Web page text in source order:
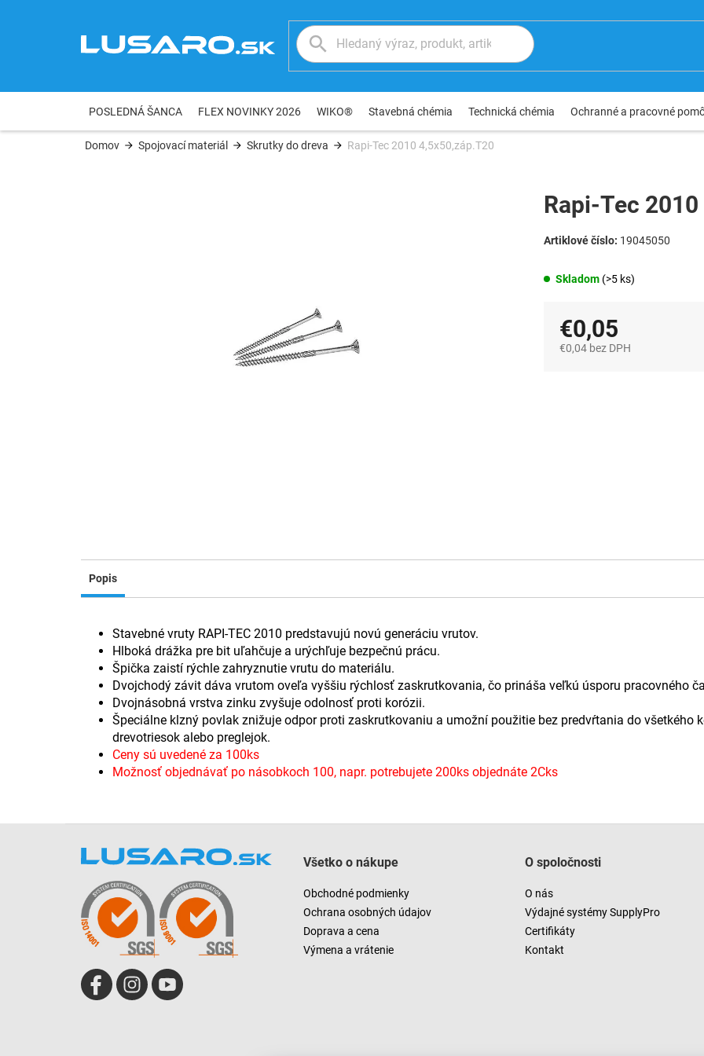
POSLEDNÁ ŠANCA FLEX NOVINKY 2026 WIKO® Stavebná chémia Technická chémia Ochranné a pracovné
Domov Spojovací materiál Skrutky do dreva Rapi-Tec 2010 4,5x50,záp.T20
Skladom (>5 ks)
Rapi-Tec
19045050
€0,05
€0,04 bez DPH
Popis
Stavebné vruty RAPI-TEC 2010 predstavujú novú generáciu vrutov.
Hlboká drážka pre bit uľahčuje a urýchľuje bezpečnú prácu.
Špička zaistí rýchle zahryznutie vrutu do materiálu.
Dvojchodý závit dáva vrutom oveľa vyššiu rýchlosť zaskrutkovania, čo prináša veľkú úsporu pracovného
Dvojnásobná vrstva zinku zvyšuje odolnosť proti korózii.
Špeciálne klzný povlak znižuje odpor proti zaskrutkovaniu a umožní použitie bez predvŕtania do všetkého
drevotriesok alebo preglejok.
Ceny sú uvedené za 100ks
Možnosť objednávať po násobkoch 100, napr. potrebujete 200ks objednáte 2Cks
Všetko o nákupe
Obchodné podmienky
Ochrana osobných údajov
Doprava a cena
Výmena a vrátenie
O spoločnosti
O nás
Výdajné systémy SupplyPro
Certifikáty
Kontakt